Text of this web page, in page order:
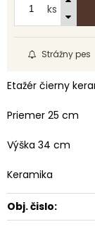
ks
Strážny pes
Etažér čierny
Priemer 25 cm
Výška 34 cm
Keramika
Obj. čislo: